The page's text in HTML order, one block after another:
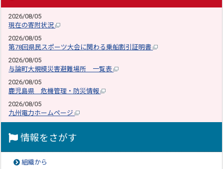
2026/08/05
現在の寄附状況
2026/08/05
第78回県民スポーツ大会に関わる乗船割引証明書
2026/08/05
与論町大規模災害避難場所 一覧表
2026/08/05
鹿児島県 危機管理・防災情報
2026/08/05
九州電力ホームページ
情報をさがす
組織から